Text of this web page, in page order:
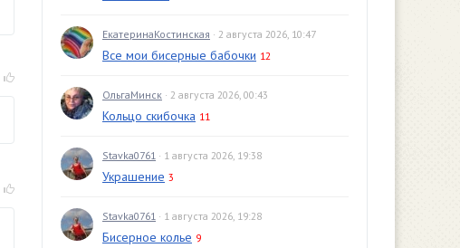
ЕкатеринаКостинская · 2 августа 2026, 10:47
Все мои бисерные бабочки 12
ОльгаМинск · 2 августа 2026, 00:43
Кольцо скибочка 11
Stavka0761 · 1 августа 2026, 19:38
Украшение 3
Stavka0761 · 1 августа 2026, 19:28
Бисерное колье 9